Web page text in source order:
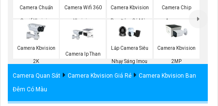
Camera Chuẩn
Onvif Kbvision
Camera Wifi 360
Kbvision
Camera Kbvision
Ban Đêm Có Màu
Camera Chip
Acusense
Camera Kbvision
2K
Camera Ip Than
Lắp Camera Siêu
Nhạy Sáng Imou
Camera Kbvision
2MP
Camera Quan Sát Camera Kbvision Giá Rẻ
Camera Kbvision Ban
Đêm Có Màu